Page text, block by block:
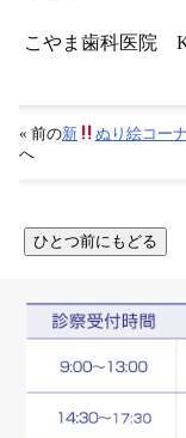
こやま歯科医院
« 前の新
ぬり絵コー
へ